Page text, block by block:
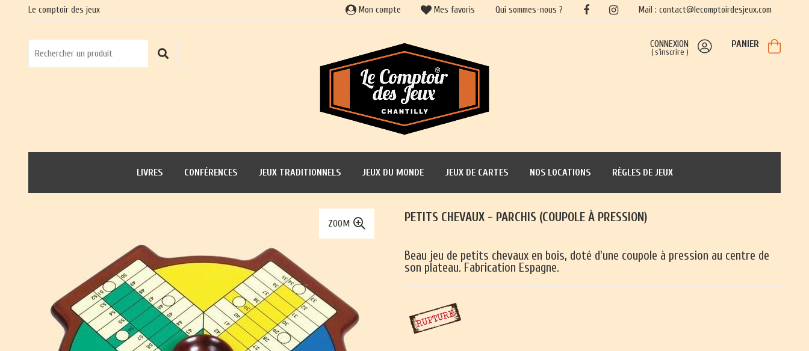
Le comptoir des jeux
CONNEXION
(s'inscrire )
PANIER
LIVRES CONFÉRENCES JEUX TRADITIONNELS JEUX DU MONDE JEUX DE CARTES NOS LOCATIONS RÈGLES DE JEUX
ZOOM PETITS CHEVAUX - PARCHIS (COUPOLE À PRESSION)
Beau jeu de petits chevaux en bois, doté d'une coupole à pression au centre de
son plateau. Fabrication Espagne.
Mon compte Mes favoris Qui sommes-nous ? Mail : contact@lecomptoirdesjeux.com